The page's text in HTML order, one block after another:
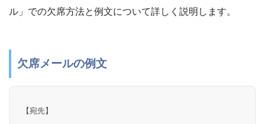
ル」での欠席方法と例文について詳しく説明します。
欠席メールの例文
【宛先】